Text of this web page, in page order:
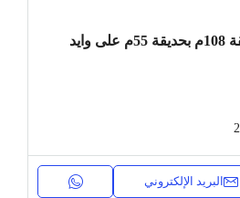
للبيع بمدينتي B14 شقة 108م بحديقة 55م على وايد
البريد الإلكتروني